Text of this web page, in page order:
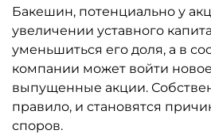
Бакешин, потенциально у
увеличении уставного
уменьшиться его доля, а в
компании может войти
выпущенные акции.
правило, и становятся
споров.